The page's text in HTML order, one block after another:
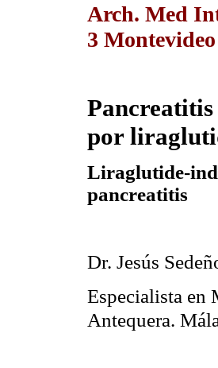
Arch. Med
3
Pancreatitis
por
Liraglutide-
pancreatitis
Dr. Jesús
Especialista en
Antequera.